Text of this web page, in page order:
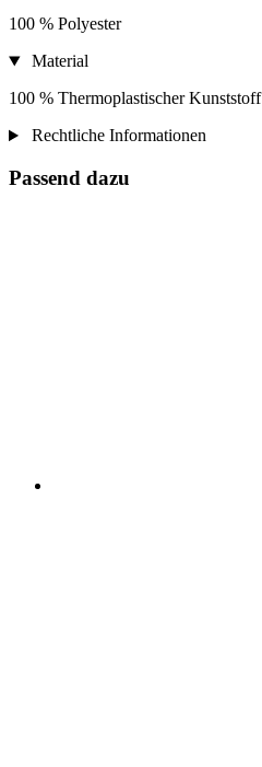
100 % Polyester
Material
100 % Thermoplastischer Kunststoff
Rechtliche Informationen
Passend dazu